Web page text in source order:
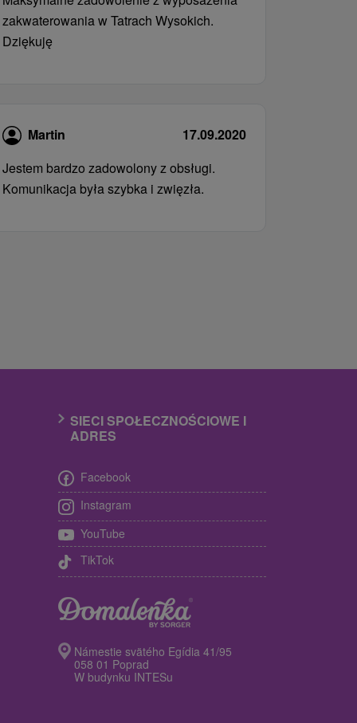
zakwaterowania w Tatrach Wysokich.
Dziękuję
Martin
17.09.2020
Jestem bardzo zadowolony z obsługi.
Komunikacja była szybka i zwięzła.
SIECI SPOŁECZNOŚCIOWE I
ADRES
Facebook
Instagram
YouTube
TikTok
Námestie svätého Egídia 41/95
058 01 Poprad
W budynku INTESu